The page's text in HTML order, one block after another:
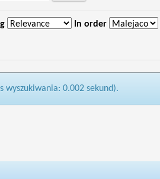
In order
wyszukiwania: 0.002 sekund).